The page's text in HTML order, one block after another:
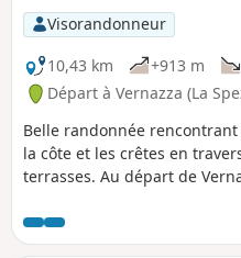
Visorandonneur
10,43 km
+913 m
Départ à Vernazza (La
Belle randonnée
la côte et les crêtes en
terrasses. Au départ de
avant de descendre sur
Terre ne donnant pas sur la